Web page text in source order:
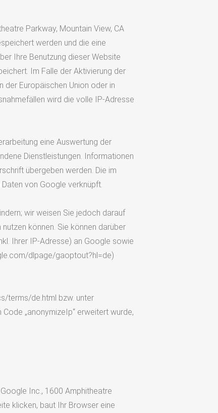
Parkway, Mountain View, CA
werden und die eine
Ihre Benutzung dieser Website
Im Falle der Aktivierung der
der Europäischen Union oder in
wird die volle IP-Adresse
eine Auswertung der
Dienstleistungen. Informationen
übergeben werden. Die im
von Google verknüpft.
wir weisen Sie jedoch darauf
können. Sie können darüber
Ihrer IP-Adresse) an Google sowie
dlpage/gaoptout?hl=de)
terms/de.html bzw. unter
„anonymizeIp“ erweitert wurde,
Inc., 1600 Amphitheatre
klicken, baut Ihr Browser eine